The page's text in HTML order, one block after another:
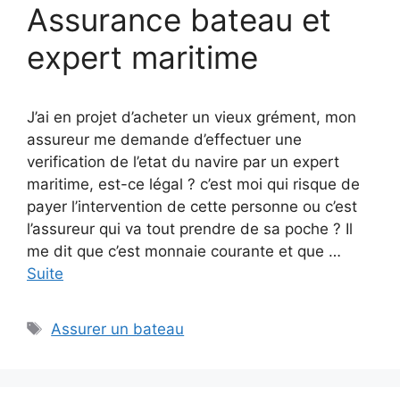
Assurance bateau et
expert maritime
J’ai en projet d’acheter un vieux grément, mon
assureur me demande d’effectuer une
verification de l’etat du navire par un expert
maritime, est-ce légal ? c’est moi qui risque de
payer l’intervention de cette personne ou c’est
l’assureur qui va tout prendre de sa poche ? Il
me dit que c’est monnaie courante et que …
Suite
Étiquettes
Assurer un bateau